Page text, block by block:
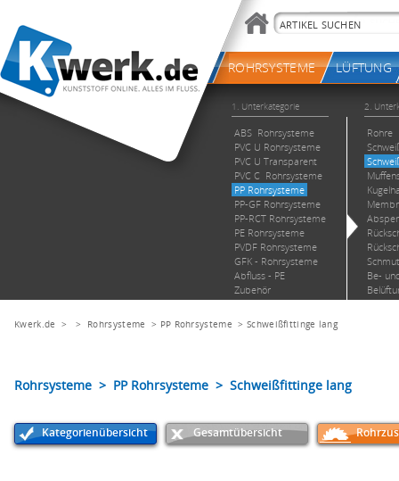
Kwerk.de > > Rohrsysteme > PP Rohrsysteme >Schweißfittinge lang
Rohrsysteme > PP Rohrsysteme > Schweißfittinge lang
Kategorienübersicht Gesamtübersicht